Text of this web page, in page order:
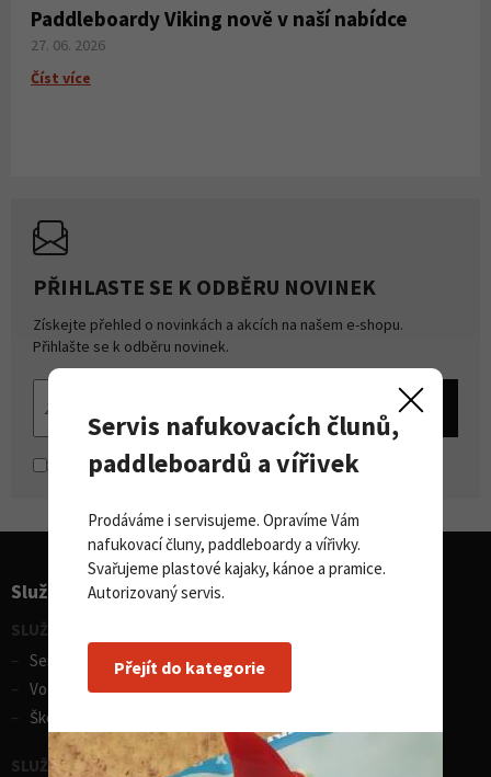
Paddleboardy Viking nově v naší nabídce
27. 06. 2026
Číst více
PŘIHLASTE SE K ODBĚRU NOVINEK
Získejte přehled o novinkách a akcích na našem e-shopu.
Přihlašte se k odběru novinek.
Souhlasím sezpracováním osobních údajů
Služby pro sporty
SLUŽBY - vodní sporty
Servis lodí a člunů
Vodácká půjčovna lodí
Škola eskymování
SLUŽBY - zimní sporty
Servis nafukovacích člunů,
paddleboardů a vířivek
Prodáváme i servisujeme. Opravíme Vám
nafukovací čluny, paddleboardy a vířivky.
Svařujeme plastové kajaky, kánoe a pramice.
Autorizovaný servis.
Přejít do kategorie